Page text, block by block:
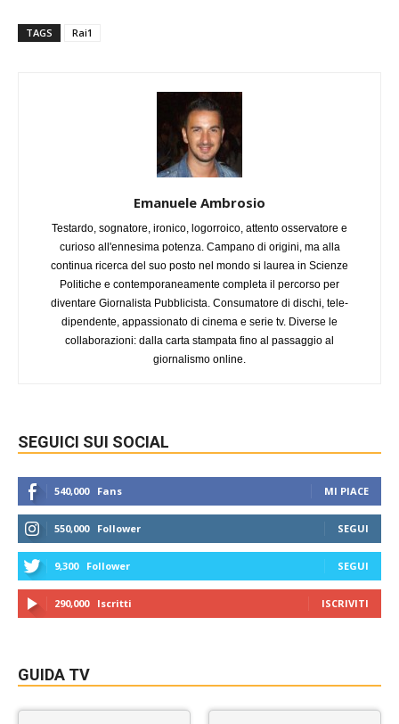
TAGS Rai1
Emanuele Ambrosio
Testardo, sognatore, ironico, logorroico, attento osservatore e
curioso all'ennesima potenza. Campano di origini, ma alla
continua ricerca del suo posto nel mondo si laurea in Scienze
Politiche e contemporaneamente completa il percorso per
diventare Giornalista Pubblicista. Consumatore di dischi, tele-
dipendente, appassionato di cinema e serie tv. Diverse le
collaborazioni: dalla carta stampata fino al passaggio al
giornalismo online.
SEGUICI SUI SOCIAL
540,000 Fans MI PIACE
550,000 Follower SEGUI
9,300 Follower SEGUI
290,000 Iscritti ISCRIVITI
GUIDA TV